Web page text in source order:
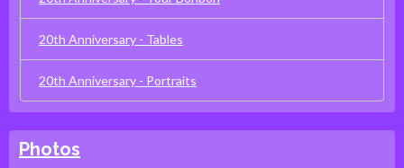
20th Anniversary - Tables
20th Anniversary - Portraits
Photos